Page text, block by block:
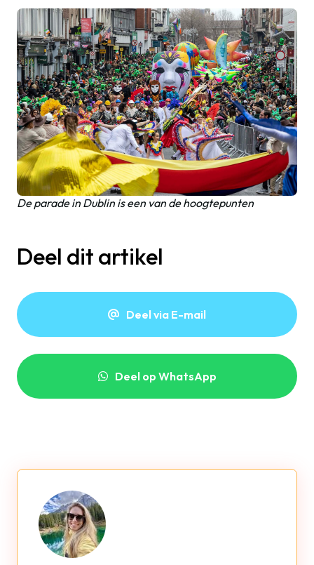
De parade in Dublin is een van de hoogtepunten
Deel dit artikel
Deel via E-mail
Deel op WhatsApp